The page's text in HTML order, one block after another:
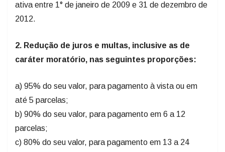
ativa entre 1° de janeiro de 2009 e 31 de dezembro de
2012.
2. Redução de juros e multas, inclusive as de
caráter moratório, nas seguintes proporções:
a) 95% do seu valor, para pagamento à vista ou em
até 5 parcelas;
b) 90% do seu valor, para pagamento em 6 a 12
parcelas;
c) 80% do seu valor, para pagamento em 13 a 24